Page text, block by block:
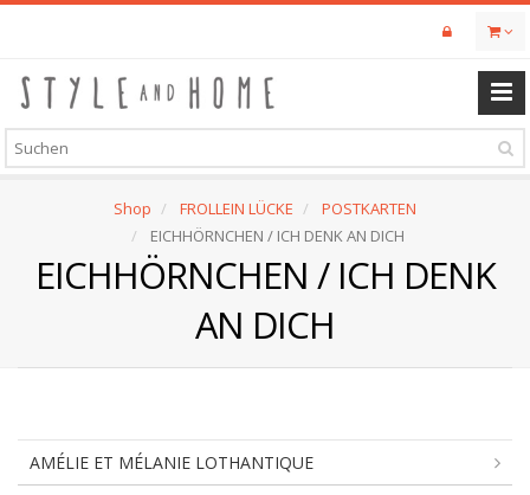
Skip
content
Shop FROLLEIN LÜCKE
POSTKARTEN
EICHHÖRNCHEN / ICH DENK AN DICH
EICHHÖRNCHEN / ICH DENK
AN DICH
AMÉLIE ET MÉLANIE LOTHANTIQUE